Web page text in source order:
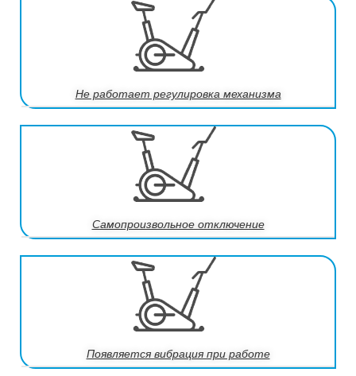
Не работает регулировка механизма
Самопроизвольное отключение
Появляется вибрация при работе